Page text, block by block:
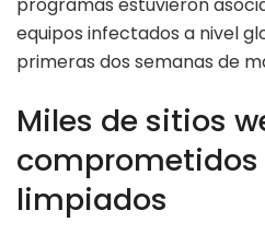
programas estuvieron
equipos infectados a nivel
primeras dos semanas de
Miles de sitios
comprometidos
limpiados